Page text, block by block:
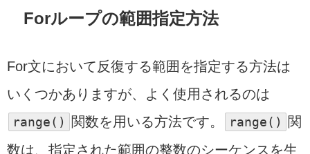
Forループの範囲指定方法
For文において反復する範囲を指定する方法は
いくつかありますが、よく使用されるのは
range() 関数を用いる方法です。 range() 関
数は、指定された範囲の整数のシーケンスを生